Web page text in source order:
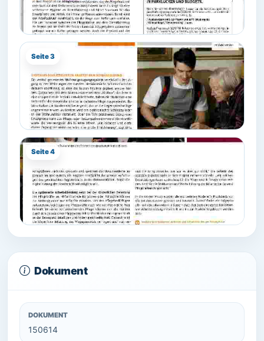
Seite 3
Seite 4
Dokument
DOKUMENT
150614